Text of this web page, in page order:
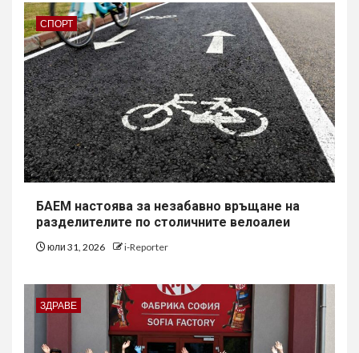
СПОРТ
БАЕМ настоява за незабавно връщане на
разделителите по столичните велоалеи
юли 31, 2026 i-Reporter
ЗДРАВЕ